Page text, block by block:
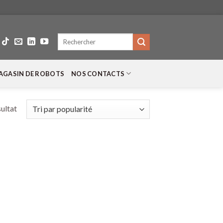
Recherche
DE ROBOTS NOS CONTACTS